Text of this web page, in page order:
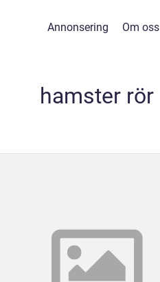
Annonsering Om oss
hamster rör